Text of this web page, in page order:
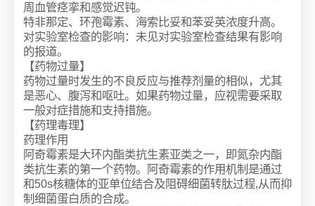
周血管痉挛和感觉迟钝。
特非那定、环孢霉素、海索比妥和苯妥英浓度升高。
对实验室检查的影响：未见对实验室检查结果有影响
的报道。
【药物过量】
药物过量时发生的不良反应与推荐剂量的相似，尤其
是恶心、腹泻和呕吐。如果药物过量，应视需要采取
一般对症措施和支持措施。
【药理毒理】
药理作用
阿奇霉素是大环内酯类抗生素亚类之一，即氮杂内酯
类抗生素的第一个药物。阿奇霉素的作用机制是通过
和50s核糖体的亚单位结合及阻碍细菌转肽过程,从而抑
制细菌蛋白质的合成。